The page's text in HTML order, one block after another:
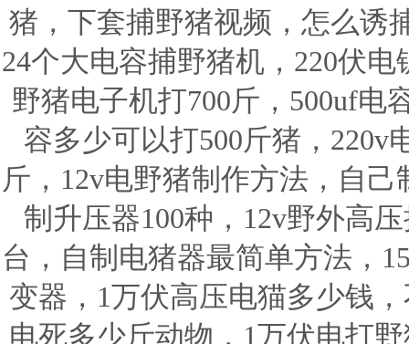
猪，下套捕野猪视频，怎么诱
24个大电容捕野猪机，220伏
野猪电子机打700斤，500uf电
容多少可以打500斤猪，220v
斤，12v电野猪制作方法，自
制升压器100种，12v野外高
台，自制电猪器最简单方法，
变器，1万伏高压电猫多少钱
电死多少斤动物，1万伏电打